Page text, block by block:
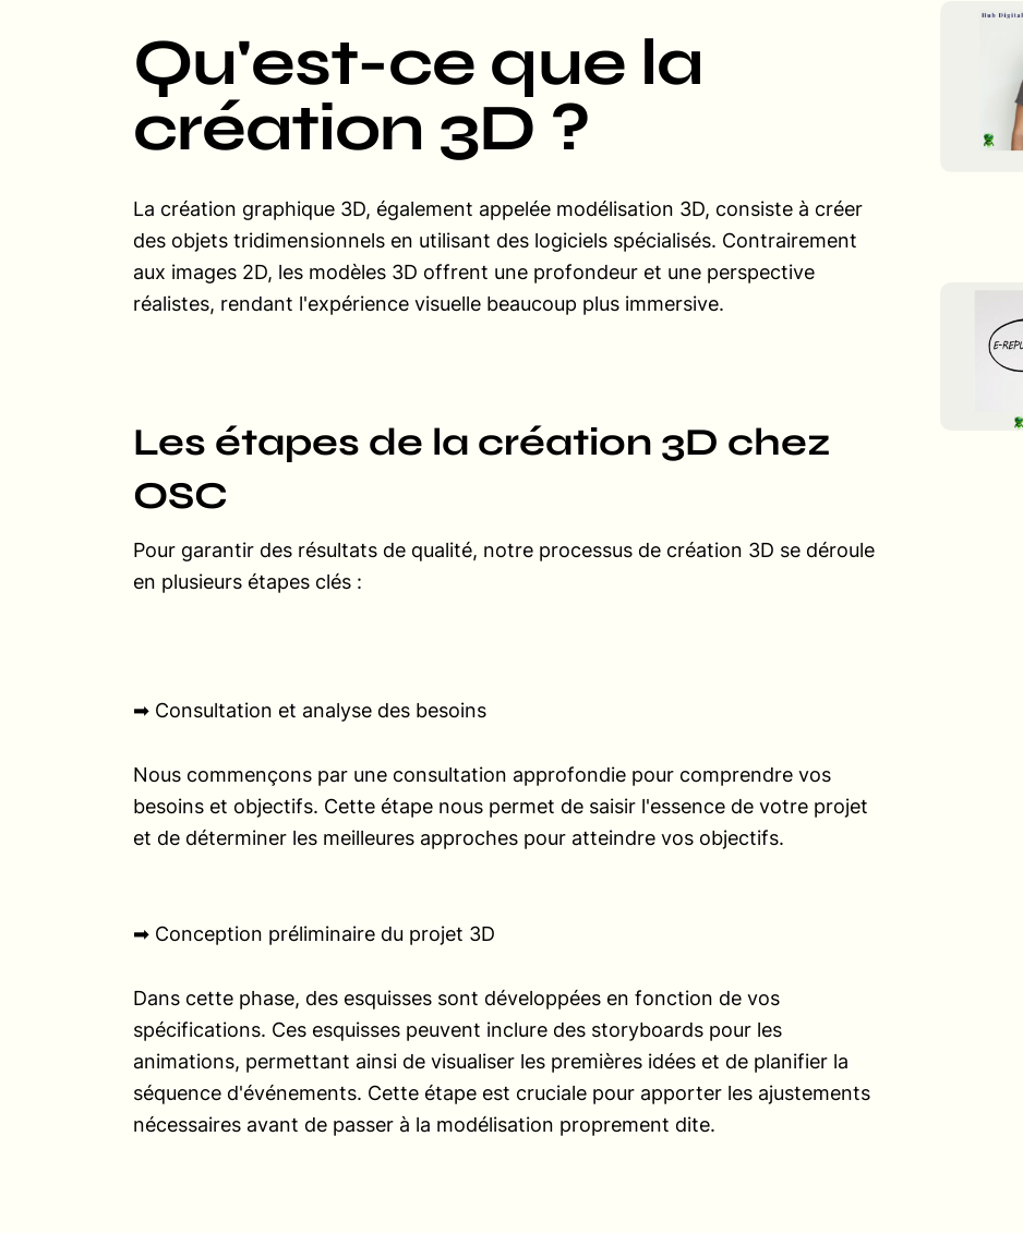
Qu'est-ce que la
création 3D ?
La création graphique 3D, également appelée modélisation 3D, consiste à créer
des objets tridimensionnels en utilisant des logiciels spécialisés. Contrairement
aux images 2D, les modèles 3D offrent une profondeur et une perspective
réalistes, rendant l'expérience visuelle beaucoup plus immersive.
Les étapes de la création 3D chez
OSC
Pour garantir des résultats de qualité, notre processus de création 3D se déroule
en plusieurs étapes clés :
➡︎ Consultation et analyse des besoins
Nous commençons par une consultation approfondie pour comprendre vos
besoins et objectifs. Cette étape nous permet de saisir l'essence de votre projet
et de déterminer les meilleures approches pour atteindre vos objectifs.
➡︎ Conception préliminaire du projet 3D
Dans cette phase, des esquisses sont développées en fonction de vos
spécifications. Ces esquisses peuvent inclure des storyboards pour les
animations, permettant ainsi de visualiser les premières idées et de planifier la
séquence d'événements. Cette étape est cruciale pour apporter les ajustements
nécessaires avant de passer à la modélisation proprement dite.